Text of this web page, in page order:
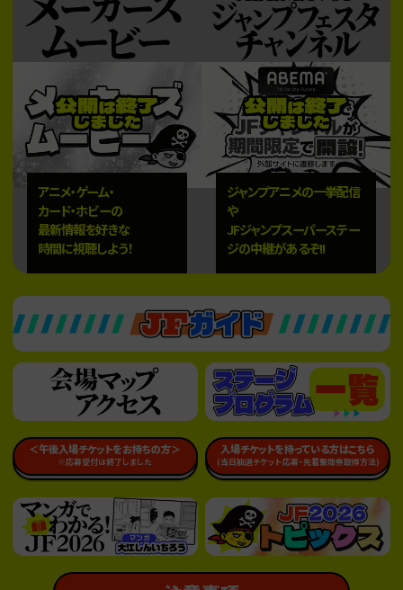
アニメ・ゲーム・
カード・ホビーの
最新情報を好きな
時間に視聴しよう！
ジャンプアニメの一挙配信
や
JFジャンプスーパーステー
ジの中継があるぞ!!
＜午後入場チケットをお持ちの方＞
※応募受付は終了しました
入場チケットを持っている方はこちら
(当日抽選チケット応募・先着整理券取得方法)